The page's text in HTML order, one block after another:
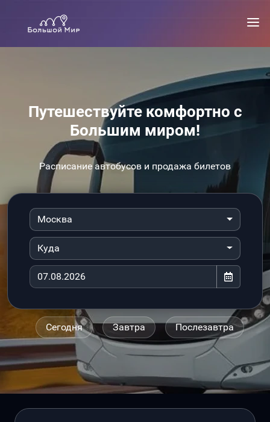
Путешествуйте комфортно с
Большим миром!
Расписание автобусов и продажа билетов
Москва
Куда
Сегодня Завтра Послезавтра